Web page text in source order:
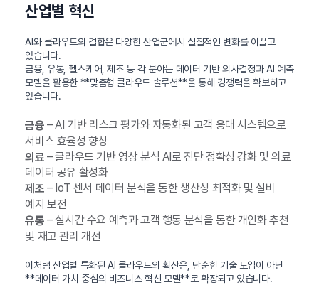
산업별 혁신
AI와 클라우드의 결합은 다양한 산업군에서 실질적인 변화를 이끌고
있습니다.
금융, 유통, 헬스케어, 제조 등 각 분야는 데이터 기반 의사결정과 AI 예측
모델을 활용한 **맞춤형 클라우드 솔루션**을 통해 경쟁력을 확보하고
있습니다.
금융 – AI 기반 리스크 평가와 자동화된 고객 응대 시스템으로
서비스 효율성 향상
의료 – 클라우드 기반 영상 분석 AI로 진단 정확성 강화 및 의료
데이터 공유 활성화
제조 – IoT 센서 데이터 분석을 통한 생산성 최적화 및 설비
예지 보전
유통 – 실시간 수요 예측과 고객 행동 분석을 통한 개인화 추천
및 재고 관리 개선
이처럼 산업별 특화된 AI 클라우드의 확산은, 단순한 기술 도입이 아닌
**데이터 가치 중심의 비즈니스 혁신 모델**로 확장되고 있습니다.